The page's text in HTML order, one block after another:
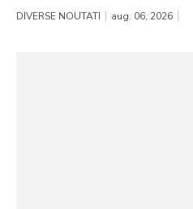
DIVERSE NOUTATI aug. 06, 2026